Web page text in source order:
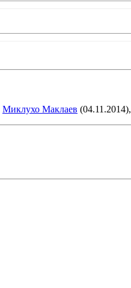
Миклухо Маклаев (04.11.2014),